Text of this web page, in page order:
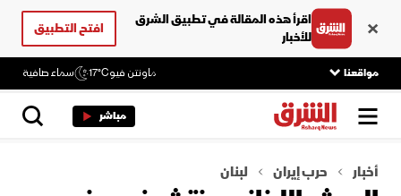
اقرأ هذه المقالة في تطبيق الشرق
للأخبار
افتح التطبيق
مواقعنا ماونتن فيو17°C سماء صافية
مباشر
أخبار حرب إيران لبنان